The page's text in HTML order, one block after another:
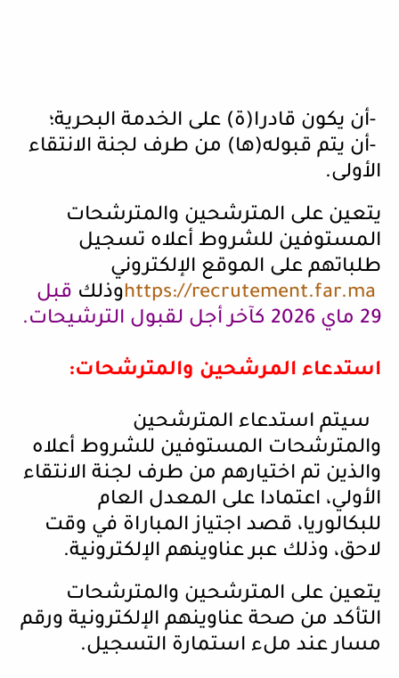
-أن يكون قادرا(ة) على الخدمة البحرية؛
-أن يتم قبوله(ها) من طرف لجنة الانتقاء
الأولى.
يتعين على المترشحين والمترشحات
المستوفين للشروط أعلاه تسجيل
طلباتهم على الموقع الإلكتروني
https://recrutement.far.maوذلك قبل
29 ماي 2026 كآخر أجل لقبول الترشيحات
.
استدعاء المرشحين والمترشحات:
سيتم استدعاء المترشحين
والمترشحات المستوفين للشروط أعلاه
والذين تم اختيارهم من طرف لجنة الانتقاء
الأولي، اعتمادا على المعدل العام
للبكالوريا، قصد اجتياز المباراة في وقت
لاحق، وذلك عبر عناوينهم الإلكترونية.
يتعين على المترشحين والمترشحات
التأكد من صحة عناوينهم الإلكترونية ورقم
مسار عند ملء استمارة التسجيل.